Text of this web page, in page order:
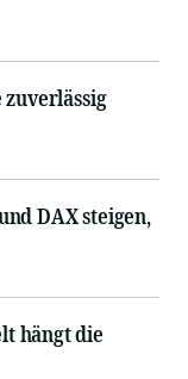
DAX steigen,
hängt die